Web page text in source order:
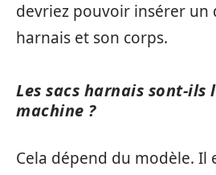
devriez pouvoir insérer un
harnais et son corps.
Les sacs harnais sont-ils
machine ?
Cela dépend du modèle. Il